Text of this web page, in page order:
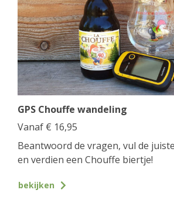
GPS Chouffe wandeling
Vanaf € 16,95
Beantwoord de vragen, vul de
en verdien een Chouffe biertje!
bekijken